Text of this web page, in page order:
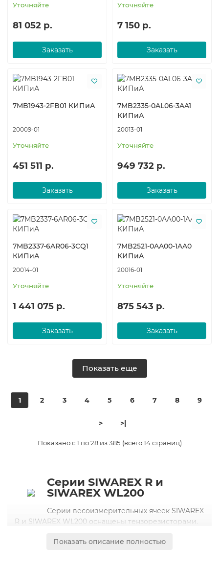
Уточняйте
81 052 р.
Заказать
Уточняйте
7 150 р.
Заказать
7MB1943-2FB01 КИПиА
20009-01
Уточняйте
451 511 р.
Заказать
7MB2335-0AL06-3AA1
КИПиА
20013-01
Уточняйте
949 732 р.
Заказать
7MB2337-6AR06-3CQ1
КИПиА
20014-01
Уточняйте
1 441 075 р.
Заказать
7MB2521-0AA00-1AA0
КИПиА
20016-01
Уточняйте
875 543 р.
Заказать
Показать еще
1 2 3 4 5 6 7 8 9
> >|
Показано с 1 по 28 из 385 (всего 14 страниц)
Серии SIWAREX R и
SIWAREX WL200
Серии весоизмерительных ячеек SIWAREX
R и SIWAREX WL200 оснащены тензорезисторами.
динамического измерения веса.
Показать описание полностью